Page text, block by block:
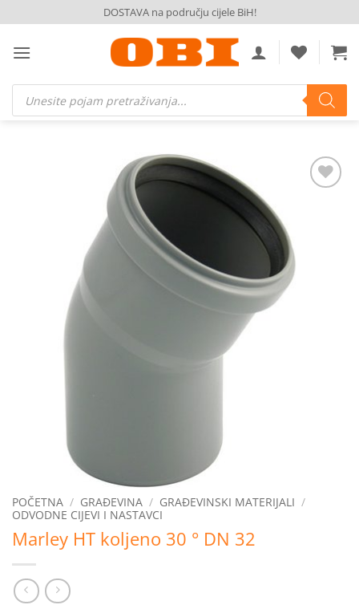
to
content
DOSTAVA na području cijele BiH!
Products
search
POČETNA / GRAĐEVINA / GRAĐEVINSKI MATERIJALI /
ODVODNE CIJEVI I NASTAVCI
Marley HT koljeno 30 ° DN 32